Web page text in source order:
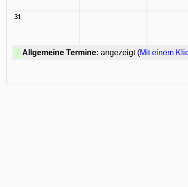
31
Allgemeine Termine: angezeigt (Mit einem